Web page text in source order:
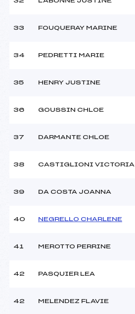
33 FOUQUERAY MARINE
34 PEDRETTI MARIE
35 HENRY JUSTINE
36 GOUSSIN CHLOE
37 DARMANTE CHLOE
38 CASTIGLIONI VICTORIA
39 DA COSTA JOANNA
40 NEGRELLO CHARLENE
41 MEROTTO PERRINE
42 PASQUIER LEA
42 MELENDEZ FLAVIE